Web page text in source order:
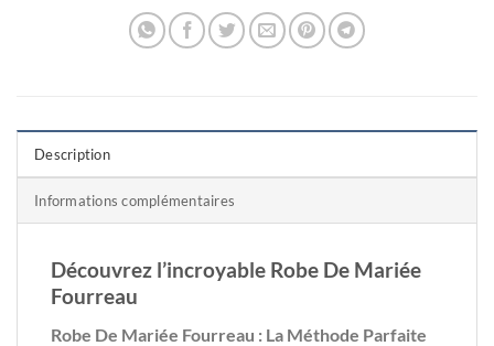
Description
Informations complémentaires
Découvrez l’incroyable Robe De Mariée
Fourreau
Robe De Mariée Fourreau : La Méthode Parfaite